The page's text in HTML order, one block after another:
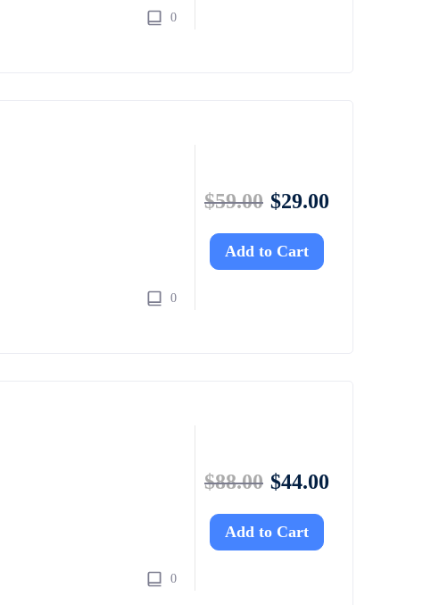
0
0
$59.00 $29.00
Add to Cart
0
$88.00 $44.00
Add to Cart